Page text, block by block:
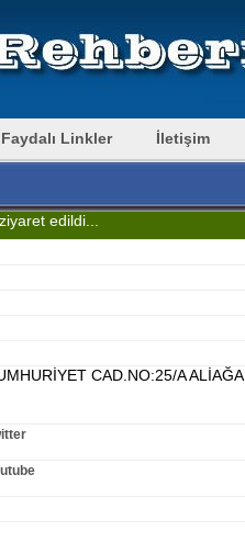
Faydalı Linkler İletişim
edildi...
CAD.NO:25/A ALİAĞA